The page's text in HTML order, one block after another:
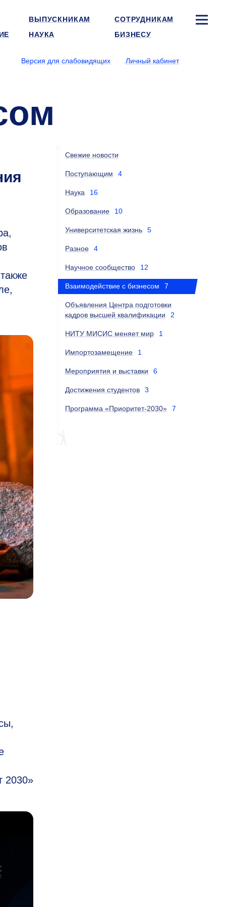
ВЫПУСКНИКАМ
СОТРУДНИКАМ
НАУКА БИЗНЕСУ
Версия для слабовидящих Личный кабинет
2030»
Свежие новости
Поступающим 4
Наука 16
Образование 10
Университетская жизнь 5
Разное 4
Научное сообщество 12
Взаимодействие с бизнесом 7
Объявления Центра подготовки
кадров высшей квалификации
2
НИТУ МИСИС меняет мир 1
Импортозамещение 1
Мероприятия и выставки 6
Достижения студентов 3
Программа «Приоритет-2030» 7